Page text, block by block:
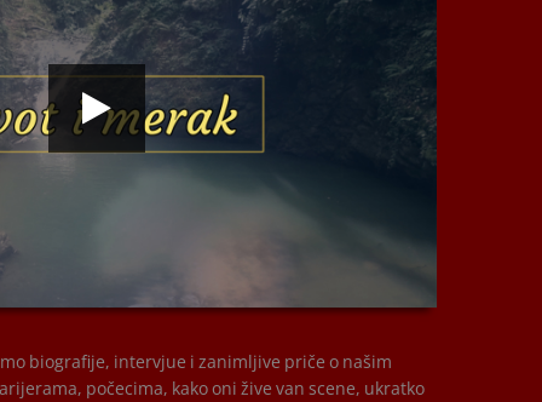
biografije, intervjue i zanimljive priče o našim
počecima, kako oni žive van scene, ukratko